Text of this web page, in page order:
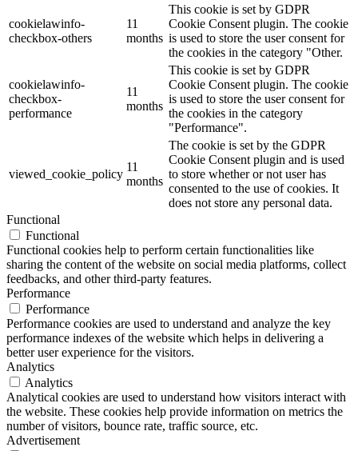
cookielawinfo-
checkbox-others
11
months
This cookie is set by GDPR
Cookie Consent plugin. The cookie
is used to store the user consent for
the cookies in the category "Other.
cookielawinfo-
checkbox-
performance
11
months
This cookie is set by GDPR
Cookie Consent plugin. The cookie
is used to store the user consent for
the cookies in the category
"Performance".
viewed_cookie_policy
11
months
The cookie is set by the GDPR
Cookie Consent plugin and is used
to store whether or not user has
consented to the use of cookies. It
does not store any personal data.
Functional
Functional
Functional cookies help to perform certain functionalities like
sharing the content of the website on social media platforms, collect
feedbacks, and other third-party features.
Performance
Performance
Performance cookies are used to understand and analyze the key
performance indexes of the website which helps in delivering a
better user experience for the visitors.
Analytics
Analytics
Analytical cookies are used to understand how visitors interact with
the website. These cookies help provide information on metrics the
number of visitors, bounce rate, traffic source, etc.
Advertisement